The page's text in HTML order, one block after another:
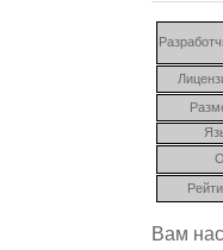
Вам